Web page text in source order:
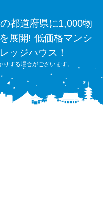
都道府県に1,000物
展開! 低価格マンシ
ッジハウス！
する場合がございます。